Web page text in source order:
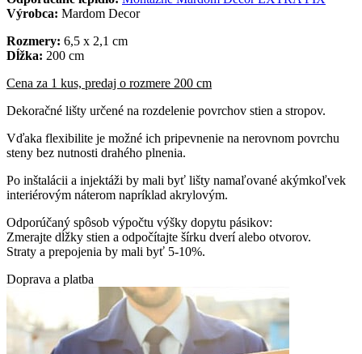
Výrobca: Mardom Decor
Rozmery: 6,5 x 2,1 cm
Dĺžka: 200 cm
Cena za 1 kus, predaj o rozmere 200 cm
Dekoračné lišty určené na rozdelenie povrchov stien a stropov.
Vďaka flexibilite je možné ich pripevnenie na nerovnom povrchu
steny bez nutnosti drahého plnenia.
Po inštalácii a injektáži by mali byť lišty namaľované akýmkoľvek
interiérovým náterom napríklad akrylovým.
Odporúčaný spôsob výpočtu výšky dopytu pásikov:
Zmerajte dĺžky stien a odpočítajte šírku dverí alebo otvorov.
Straty a prepojenia by mali byť 5-10%.
Doprava a platba